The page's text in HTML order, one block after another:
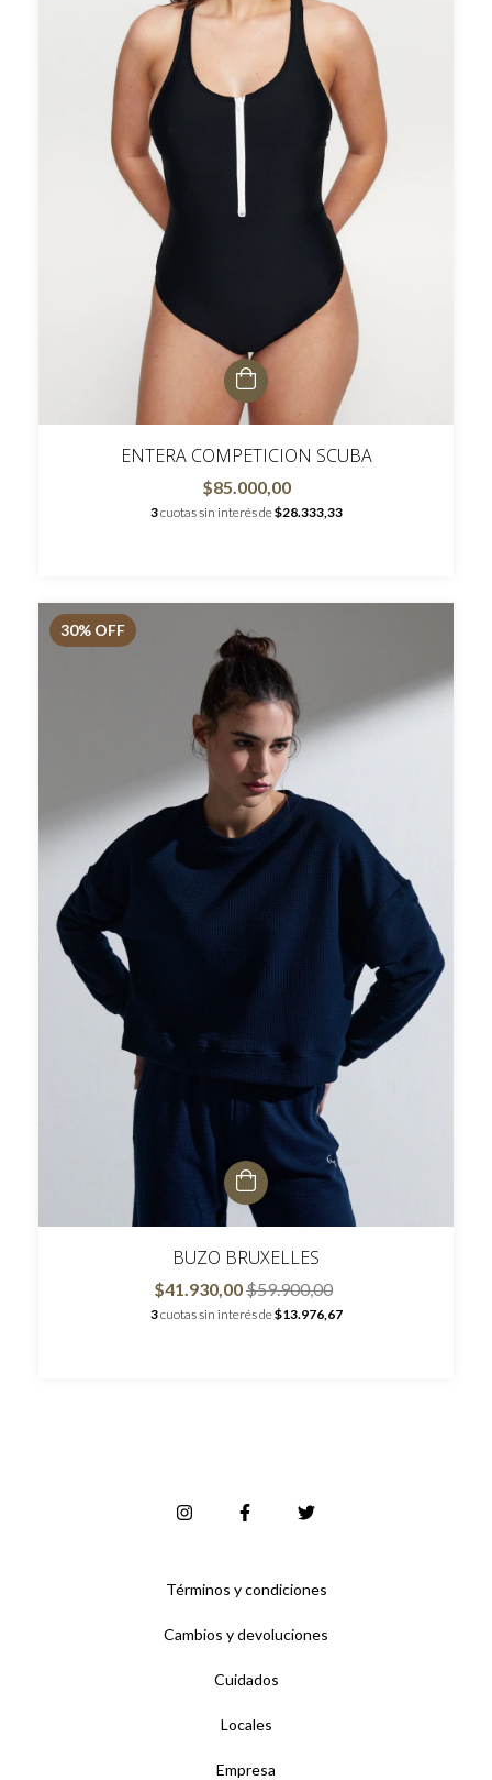
ENTERA COMPETICION SCUBA
$85.000,00
3cuotas sin interés de$28.333,33
30% OFF
BUZO BRUXELLES
$41.930,00$59.900,00
3cuotas sin interés de$13.976,67
Términos y condiciones
Cambios y devoluciones
Cuidados
Locales
Empresa